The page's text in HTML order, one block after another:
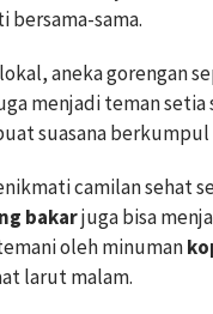
bersama-sama.
aneka gorengan
menjadi teman setia
suasana
camilan sehat
bakarjuga bisa
oleh minuman
larut malam.